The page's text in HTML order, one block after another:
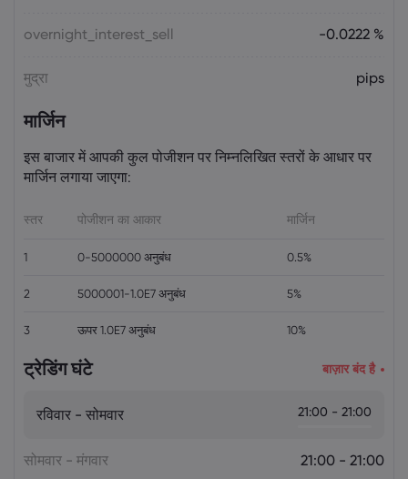
overnight_interest_sell -0.0222 %
मुद्रा pips
मार्जिन
इस बाजार में आपकी कुल पोजीशन पर निम्नलिखित स्तरों के आधार पर
मार्जिन लगाया जाएगा:
स्तर पोजीशन का आकार मार्जिन
1 0-5000000 अनुबंध 0.5%
2 5000001-1.0E7 अनुबंध 5%
3 ऊपर 1.0E7 अनुबंध 10%
ट्रेडिंग घंटे बाज़ार बंद है
रविवार - सोमवार 21:00 - 21:00
सोमवार - मंगवार 21:00 - 21:00